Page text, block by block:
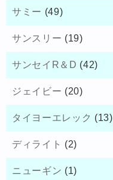
サミー (49)
サンスリー (19)
サンセイR＆D (42)
ジェイビー (20)
タイヨーエレック (13)
ディライト (2)
ニューギン (1)